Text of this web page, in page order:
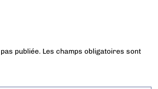
publiée. Les champs obligatoires sont